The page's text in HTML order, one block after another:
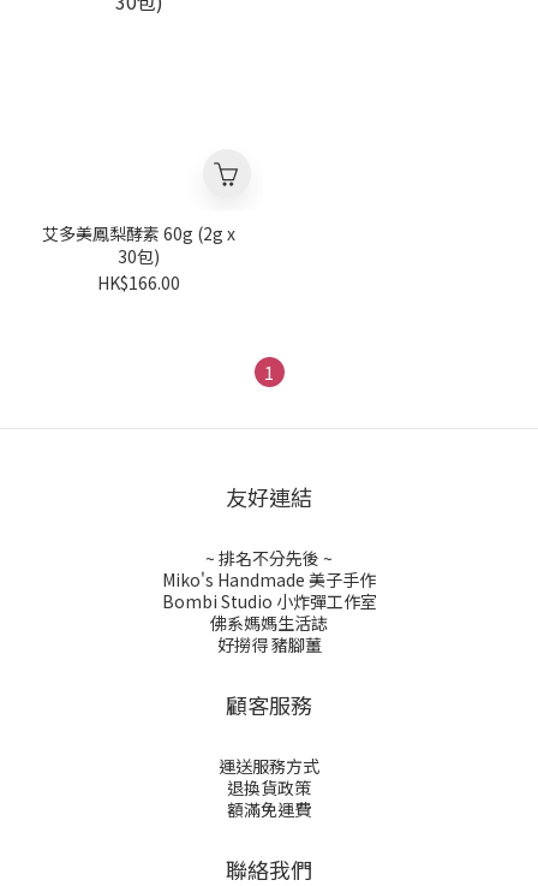
艾多美鳳梨酵素 60g (2g x
30包)
HK$166.00
1
友好連結
~ 排名不分先後 ~
Miko's Handmade 美子手作
Bombi Studio 小炸彈工作室
佛系媽媽生活誌
好撈得 豬腳薑
顧客服務
運送服務方式
退換貨政策
額滿免運費
聯絡我們